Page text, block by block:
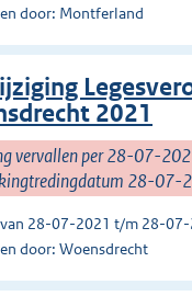
door: Montferland
2021
vervallen per 28-07-
28-07-
28-07-2021 t/m 28-07-
door: Woensdrecht